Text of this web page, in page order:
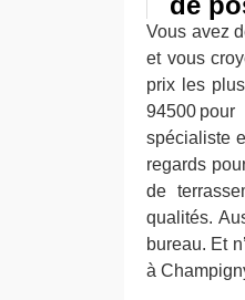
Vous avez
et vous
prix les
94500
spécialiste
regards
de
qualités.
bureau. Et
à